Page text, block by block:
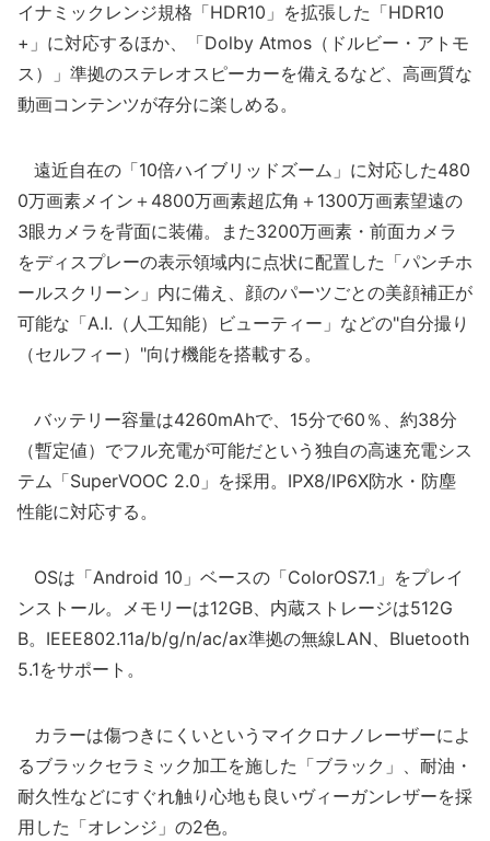
イナミックレンジ規格「HDR10」を拡張した「HDR10
+」に対応するほか、「Dolby Atmos（ドルビー・アトモ
ス）」準拠のステレオスピーカーを備えるなど、高画質な
動画コンテンツが存分に楽しめる。
遠近自在の「10倍ハイブリッドズーム」に対応した480
0万画素メイン＋4800万画素超広角＋1300万画素望遠の
3眼カメラを背面に装備。また3200万画素・前面カメラ
をディスプレーの表示領域内に点状に配置した「パンチホ
ールスクリーン」内に備え、顔のパーツごとの美顔補正が
可能な「A.I.（人工知能）ビューティー」などの"自分撮り
（セルフィー）"向け機能を搭載する。
バッテリー容量は4260mAhで、15分で60％、約38分
（暫定値）でフル充電が可能だという独自の高速充電シス
テム「SuperVOOC 2.0」を採用。IPX8/IP6X防水・防塵
性能に対応する。
OSは「Android 10」ベースの「ColorOS7.1」をプレイ
ンストール。メモリーは12GB、内蔵ストレージは512G
B。IEEE802.11a/b/g/n/ac/ax準拠の無線LAN、Bluetooth
5.1をサポート。
カラーは傷つきにくいというマイクロナノレーザーによ
るブラックセラミック加工を施した「ブラック」、耐油・
耐久性などにすぐれ触り心地も良いヴィーガンレザーを採
用した「オレンジ」の2色。